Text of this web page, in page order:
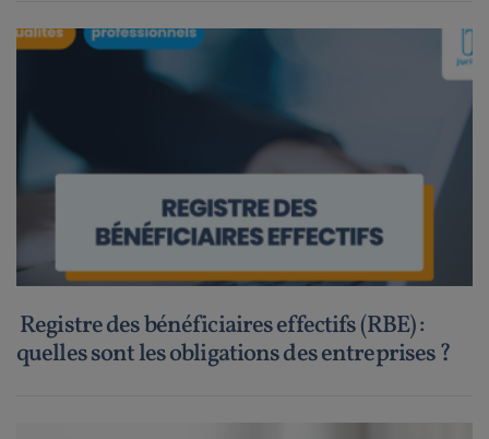
Registre des bénéficiaires effectifs (RBE) :
quelles sont les obligations des entreprises ?